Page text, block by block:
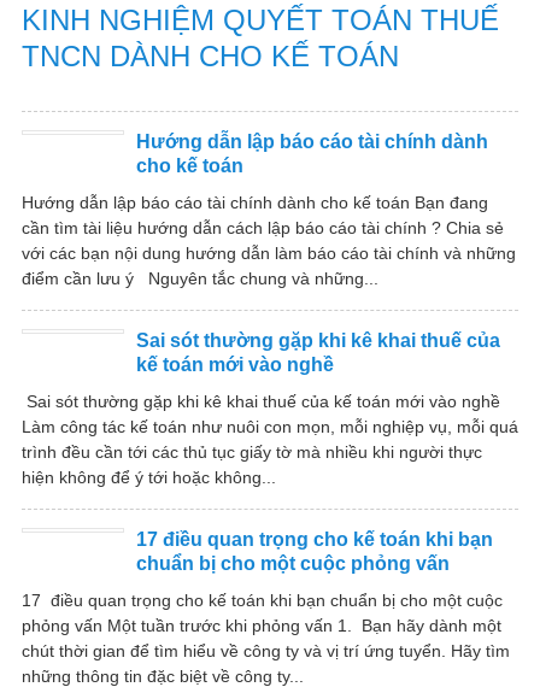
KINH NGHIỆM QUYẾT TOÁN THUẾ
TNCN DÀNH CHO KẾ TOÁN
Hướng dẫn lập báo cáo tài chính dành
cho kế toán
Hướng dẫn lập báo cáo tài chính dành cho kế toán Bạn đang
cần tìm tài liệu hướng dẫn cách lập báo cáo tài chính ? Chia sẻ
với các bạn nội dung hướng dẫn làm báo cáo tài chính và những
điểm cần lưu ý Nguyên tắc chung và những...
Sai sót thường gặp khi kê khai thuế của
kế toán mới vào nghề
Sai sót thường gặp khi kê khai thuế của kế toán mới vào nghề
Làm công tác kế toán như nuôi con mọn, mỗi nghiệp vụ, mỗi quá
trình đều cần tới các thủ tục giấy tờ mà nhiều khi người thực
hiện không để ý tới hoặc không...
17 điều quan trọng cho kế toán khi bạn
chuẩn bị cho một cuộc phỏng vấn
17 điều quan trọng cho kế toán khi bạn chuẩn bị cho một cuộc
phỏng vấn Một tuần trước khi phỏng vấn 1. Bạn hãy dành một
chút thời gian để tìm hiểu về công ty và vị trí ứng tuyển. Hãy tìm
những thông tin đặc biệt về công ty...